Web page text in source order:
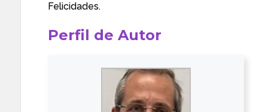
Felicidades.
Perfil de Autor